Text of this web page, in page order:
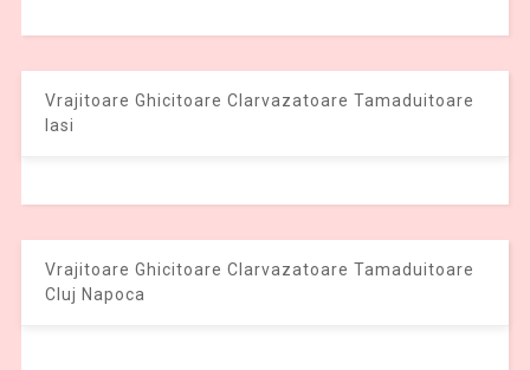
Vrajitoare Ghicitoare Clarvazatoare Tamaduitoare
Iasi
Vrajitoare Ghicitoare Clarvazatoare Tamaduitoare
Cluj Napoca